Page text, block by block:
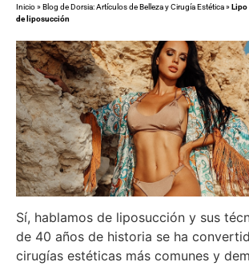
Inicio»Blog de Dorsia: Artículos de Belleza y Cirugía Estética»Lipo
de liposucción
Sí, hablamos de liposucción y sus
de 40 años de historia se ha
cirugías estéticas más comunes y